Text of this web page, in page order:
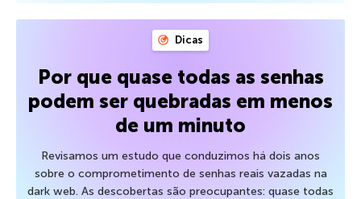
Dicas
Por que quase todas as senhas
podem ser quebradas em menos
de um minuto
Revisamos um estudo que conduzimos há dois anos
sobre o comprometimento de senhas reais vazadas na
dark web. As descobertas são preocupantes: quase todas